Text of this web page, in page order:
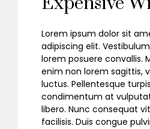
Lorem ipsum dolor sit
adipiscing elit.
lorem posuere convallis.
enim non lorem sagittis,
luctus. Pellentesque
condimentum at
libero. Nunc consequat
facilisis. Duis congue